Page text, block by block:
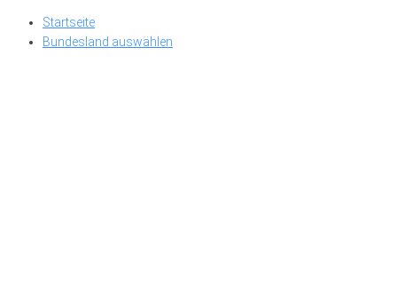
Skip
Startseite
Bundesland auswählen